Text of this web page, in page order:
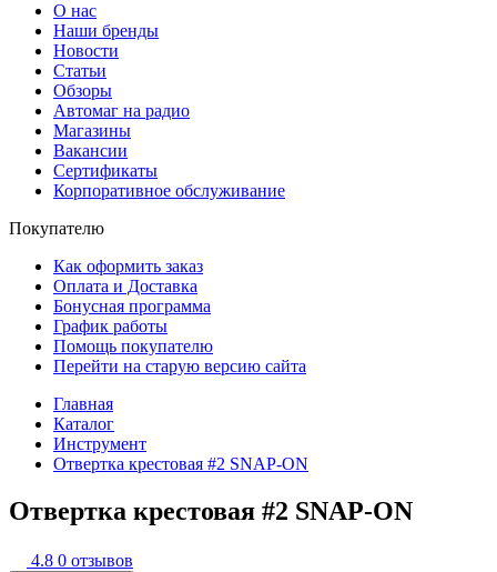
О нас
Наши бренды
Новости
Статьи
Обзоры
Автомаг на радио
Магазины
Вакансии
Сертификаты
Корпоративное обслуживание
Покупателю
Как оформить заказ
Оплата и Доставка
Бонусная программа
График работы
Помощь покупателю
Перейти на старую версию сайта
Главная
Каталог
Инструмент
Отвеpтка кpестовая #2 SNAP-ON
Отвеpтка кpестовая #2 SNAP-ON
4.8 0 отзывов